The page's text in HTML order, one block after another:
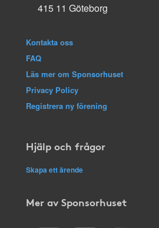
415 11 Göteborg
Kontakta oss
FAQ
Läs mer om Sponsorhuset
Privacy Policy
Registrera ny förening
Hjälp och frågor
Skapa ett ärende
Mer av Sponsorhuset